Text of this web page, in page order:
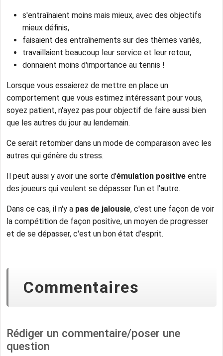
s'entraînaient moins mais mieux, avec des objectifs
mieux définis,
faisaient des entraînements sur des thèmes variés,
travaillaient beaucoup leur service et leur retour,
donnaient moins d'importance au tennis !
Lorsque vous essaierez de mettre en place un
comportement que vous estimez intéressant pour vous,
soyez patient, n'ayez pas pour objectif de faire aussi bien
que les autres du jour au lendemain.
Ce serait retomber dans un mode de comparaison avec les
autres qui génère du stress.
Il peut aussi y avoir une sorte d'émulation positive entre
des joueurs qui veulent se dépasser l'un et l'autre.
Dans ce cas, il n'y a pas de jalousie, c'est une façon de voir
la compétition de façon positive, un moyen de progresser
et de se dépasser, c'est un bon état d'esprit.
Commentaires
Rédiger un commentaire/poser une
question